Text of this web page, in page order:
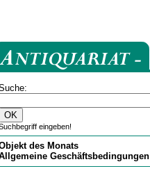
eingeben!
des Monats
Geschäftsbedingungen